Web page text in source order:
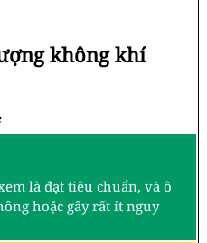
không khí
là đạt tiêu chuẩn, và ô
hoặc gây rất ít nguy